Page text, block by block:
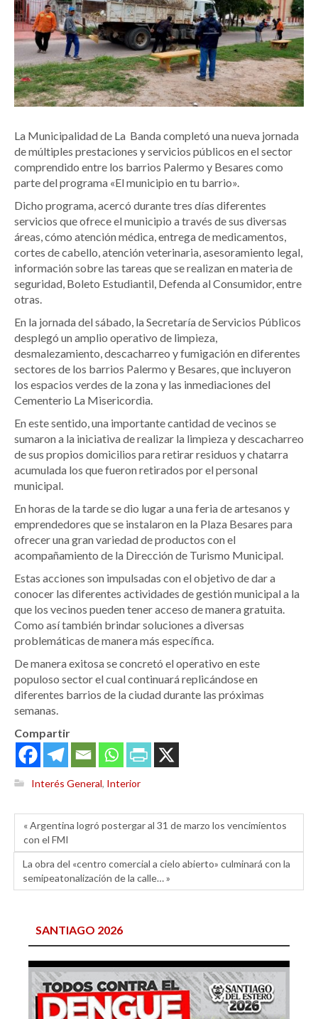
La Municipalidad de La Banda completó una nueva jornada
de múltiples prestaciones y servicios públicos en el sector
comprendido entre los barrios Palermo y Besares como
parte del programa «El municipio en tu barrio».
Dicho programa, acercó durante tres días diferentes
servicios que ofrece el municipio a través de sus diversas
áreas, cómo atención médica, entrega de medicamentos,
cortes de cabello, atención veterinaria, asesoramiento legal,
información sobre las tareas que se realizan en materia de
seguridad, Boleto Estudiantil, Defenda al Consumidor, entre
otras.
En la jornada del sábado, la Secretaría de Servicios Públicos
desplegó un amplio operativo de limpieza,
desmalezamiento, descacharreo y fumigación en diferentes
sectores de los barrios Palermo y Besares, que incluyeron
los espacios verdes de la zona y las inmediaciones del
Cementerio La Misericordia.
En este sentido, una importante cantidad de vecinos se
sumaron a la iniciativa de realizar la limpieza y descacharreo
de sus propios domicilios para retirar residuos y chatarra
acumulada los que fueron retirados por el personal
municipal.
En horas de la tarde se dio lugar a una feria de artesanos y
emprendedores que se instalaron en la Plaza Besares para
ofrecer una gran variedad de productos con el
acompañamiento de la Dirección de Turismo Municipal.
Estas acciones son impulsadas con el objetivo de dar a
conocer las diferentes actividades de gestión municipal a la
que los vecinos pueden tener acceso de manera gratuita.
Como así también brindar soluciones a diversas
problemáticas de manera más específica.
De manera exitosa se concretó el operativo en este
populoso sector el cual continuará replicándose en
diferentes barrios de la ciudad durante las próximas
semanas.
Compartir
Interés General, Interior
« Argentina logró postergar al 31 de marzo los vencimientos
con el FMI
La obra del «centro comercial a cielo abierto» culminará con la
semipeatonalización de la calle… »
SANTIAGO 2026